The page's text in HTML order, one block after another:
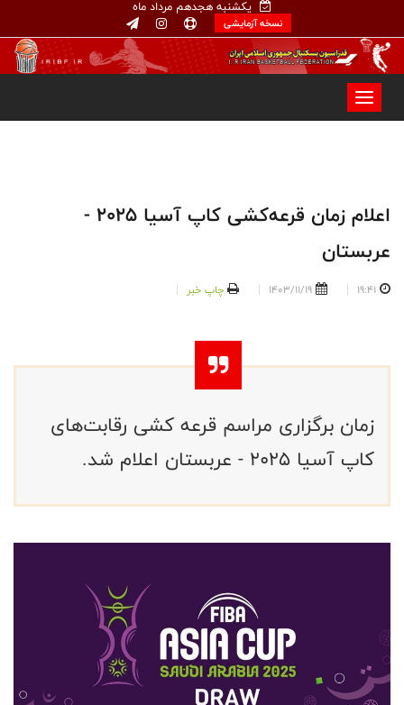
یکشنبه هجدهم مرداد ماه
نسخه آزمایشی
اعلام زمان قرعه‌کشی کاپ آسیا ۲۰۲۵ -
عربستان
19:41
1403/11/19 چاپ خبر
زمان برگزاری مراسم قرعه کشی رقابت‌های
کاپ آسیا ۲۰۲۵ - عربستان اعلام شد.